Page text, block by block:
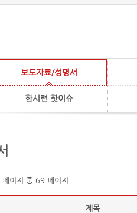
보도자료/성명서
한시련 핫이슈
이지 중 69 페이지
제목